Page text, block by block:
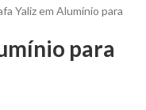
Yaliz em Alumínio para
para